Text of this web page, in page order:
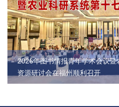
国
家
农
业
图
2026年图书情报青年学术会议
资源研讨会在福州顺利召开